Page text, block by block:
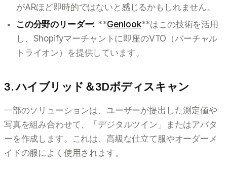
がARほど即時的ではないと感じるかもしれません。
この分野のリーダー: **Genlook**はこの技術を活用
し、Shopifyマーチャントに即座のVTO（バーチャル
トライオン）を提供しています。
3. ハイブリッド＆3Dボディスキャン
一部のソリューションは、ユーザーが提出した測定値や
写真を組み合わせて、「デジタルツイン」またはアバタ
ーを作成します。これは、高級な仕立て服やオーダーメ
イドの服によく使用されます。